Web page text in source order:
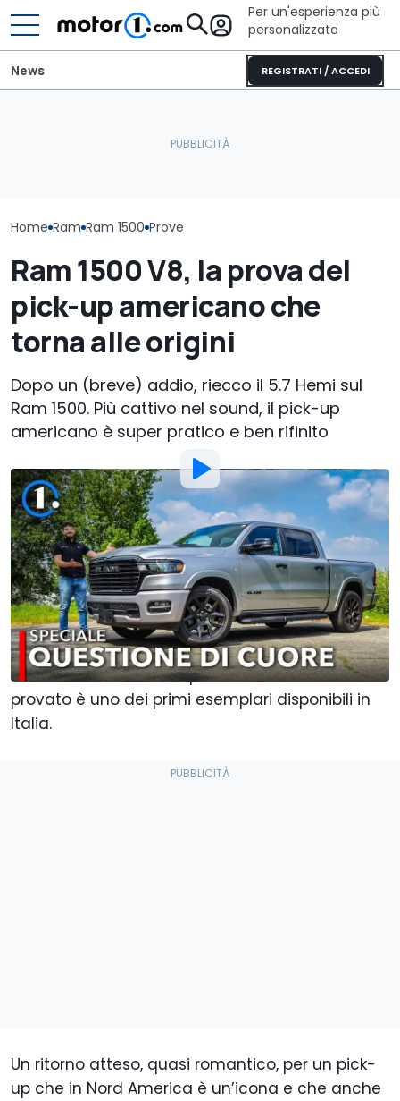
Per un'esperienza più
personalizzata
REGISTRATI / ACCEDI
News
Home Ram Ram 1500 Prove
Ram 1500 V8, la prova del
pick-up americano che
torna alle origini
Dopo un (breve) addio, riecco il 5.7 Hemi sul
Ram 1500. Più cattivo nel sound, il pick-up
americano è super pratico e ben rifinito
Foto di:Motor1 Italy
Di:Alberto Carmone
11 Magalle17:00
Aggiungi Motor1.com alle
fonti preferite su Google
Il Ram 1500torna alle origini con il leggendario
motore5.7 V8 Hemi.E quello che abbiamo
provato è uno dei primi esemplari disponibili in
Italia.
Un ritorno atteso, quasi romantico, per un pick-
up che in Nord America è un’icona e che anche